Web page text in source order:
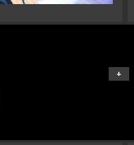
+